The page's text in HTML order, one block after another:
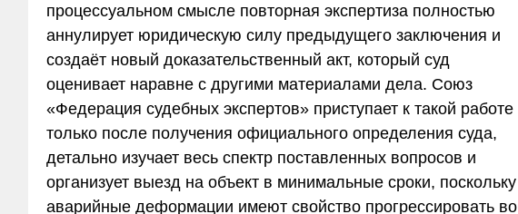
процессуальном смысле повторная экспертиза полностью
аннулирует юридическую силу предыдущего заключения и
создаёт новый доказательственный акт, который суд
оценивает наравне с другими материалами дела. Союз
«Федерация судебных экспертов» приступает к такой работе
только после получения официального определения суда,
детально изучает весь спектр поставленных вопросов и
организует выезд на объект в минимальные сроки, поскольку
аварийные деформации имеют свойство прогрессировать во